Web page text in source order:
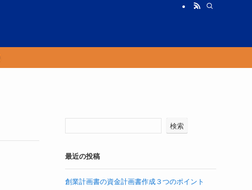
検索
最近の投稿
創業計画書の資金計画書作成３つのポイント